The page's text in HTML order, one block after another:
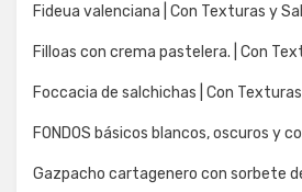
Fideua valenciana | Con Texturas y
Filloas con crema pastelera. | Con
Foccacia de salchichas | Con
FONDOS básicos blancos, oscuros y
Gazpacho cartagenero con sorbete